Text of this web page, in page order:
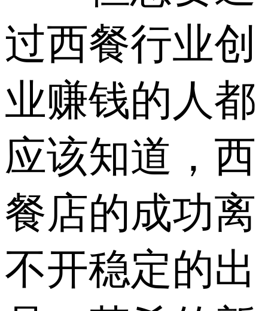
过西餐行业创
业赚钱的人都
应该知道，西
餐店的成功离
不开稳定的出